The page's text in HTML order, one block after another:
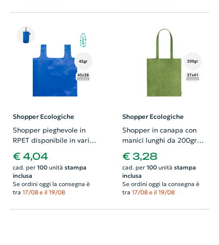
Shopper Ecologiche
Shopper pieghevole in
RPET disponibile in vari
colori da 45gr 45x38cm
€ 4,04
cad. per 100unità stampa
inclusa
Se ordini oggi la consegna è
tra 17/08 e il 19/08
Shopper Ecologiche
Shopper in canapa con
manici lunghi da 200gr
37×41cm
€ 3,28
cad. per 100unità stampa
inclusa
Se ordini oggi la consegna è
tra 17/08 e il 19/08